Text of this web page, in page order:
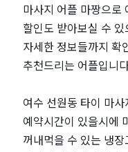
마사지 어플 마짱으로
할인도 받아보실 수
자세한 정보들까지 확
추천드리는 어플입니
여수 선원동 타이 마
예약시간이 있을시에
꺼내먹을 수 있는 냉